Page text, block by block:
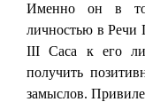
Именно он в то
личностью в Речи
III Саса к его
получить
замыслов.